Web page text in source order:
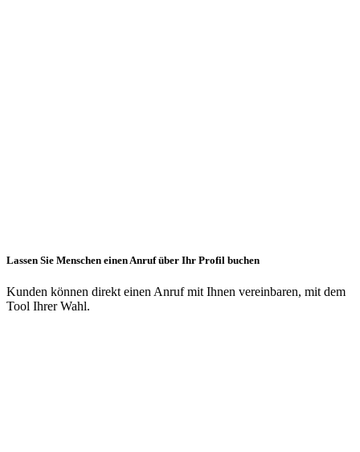
Lassen Sie Menschen einen Anruf über Ihr Profil buchen
Kunden können direkt einen Anruf mit Ihnen vereinbaren, mit dem
Tool Ihrer Wahl.